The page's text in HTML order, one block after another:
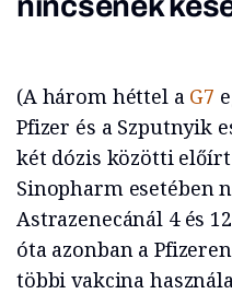
(A három héttel a G7
Pfizer és a Szputnyik
két dózis közötti
Sinopharm esetében
Astrazenecánál 4 és
óta azonban a
többi vakcina